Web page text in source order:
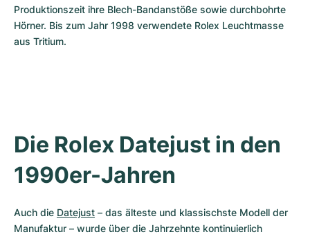
Produktionszeit ihre Blech-Bandanstöße sowie durchbohrte
Hörner. Bis zum Jahr 1998 verwendete Rolex Leuchtmasse
aus Tritium.
Die Rolex Datejust in den
1990er-Jahren
Auch die Datejust – das älteste und klassischste Modell der
Manufaktur – wurde über die Jahrzehnte kontinuierlich